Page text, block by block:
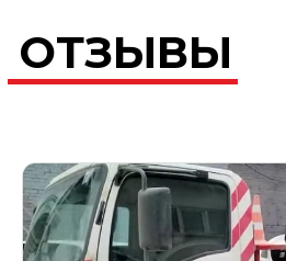
ОТЗЫВЫ